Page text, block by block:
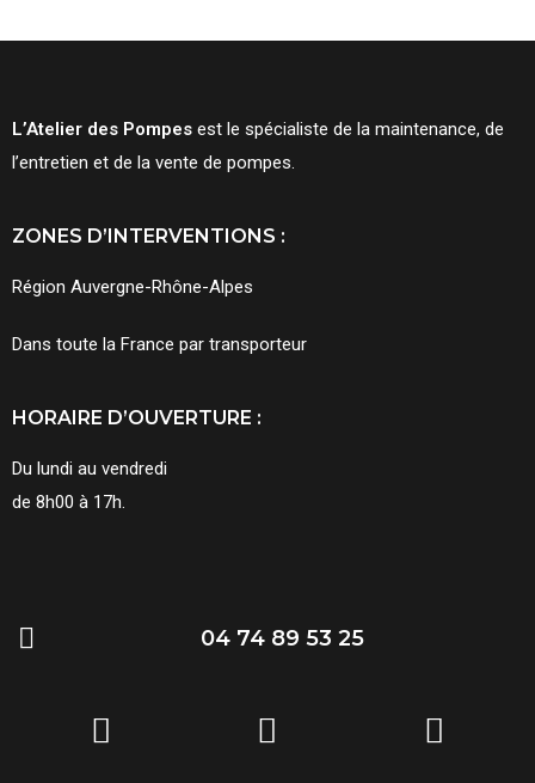
L’Atelier des Pompes est le spécialiste de la maintenance, de
l’entretien et de la vente de pompes.
ZONES D’INTERVENTIONS :
Région Auvergne-Rhône-Alpes
Dans toute la France par transporteur
HORAIRE D’OUVERTURE :
Du lundi au vendredi
de 8h00 à 17h.
04 74 89 53 25